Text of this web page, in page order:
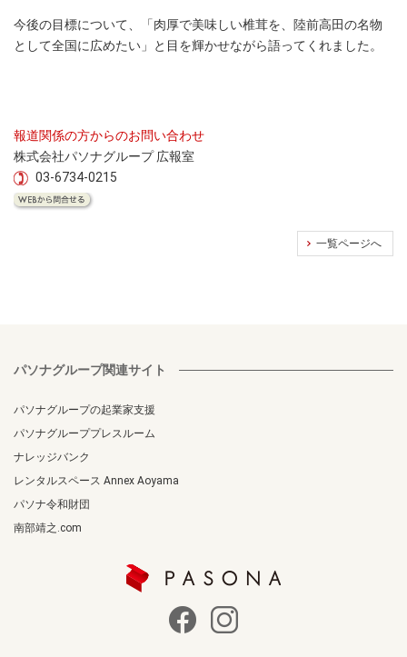
今後の目標について、「肉厚で美味しい椎茸を、陸前高田の名物
として全国に広めたい」と目を輝かせながら語ってくれました。
報道関係の方からのお問い合わせ
株式会社パソナグループ 広報室
03-6734-0215
一覧ページへ
パソナグループ関連サイト
パソナグループの起業家支援
パソナグループプレスルーム
ナレッジバンク
レンタルスペース Annex Aoyama
パソナ令和財団
南部靖之.com